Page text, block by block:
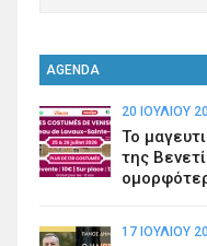
AGENDA
20 ΙΟΥΛΊΟΥ
Το
της
17 ΙΟΥΛΊΟΥ